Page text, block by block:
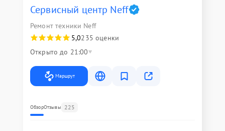
Сервисный центр Neff
Ремонт техники Neff
5,0235 оценки
Открыто до 21:00
Маршрут
ОбзорОтзывы 225